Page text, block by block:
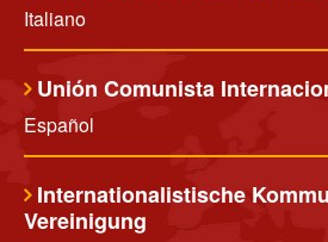
Italiano
Unión Comunista
Español
Internationalistische
Vereinigung